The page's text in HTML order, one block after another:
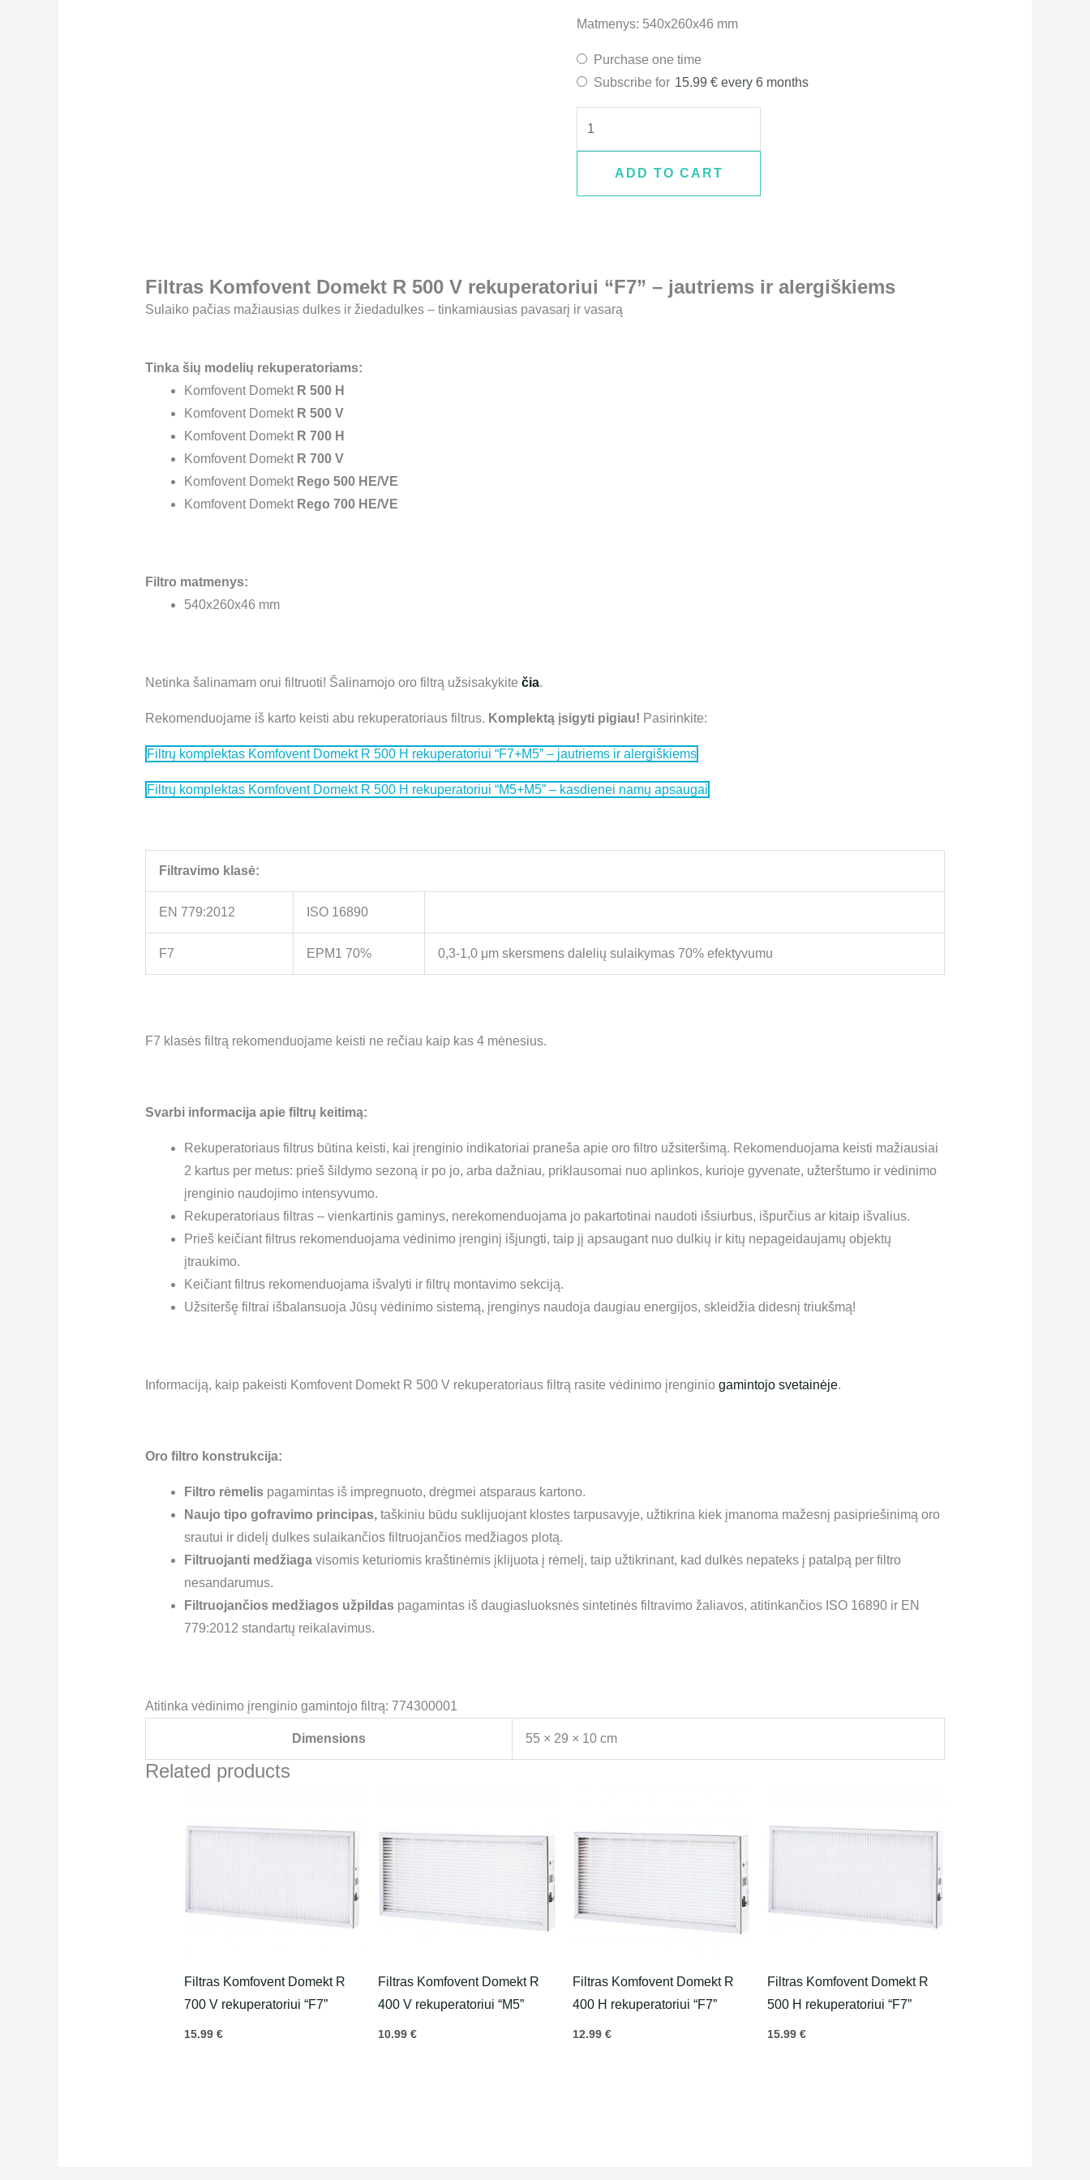
Matmenys: 540x260x46 mm
Purchase one time
Subscribe for 15.99€ every 6 months
ADD TO CART
Filtras Komfovent Domekt R 500 V rekuperatoriui “F7” – jautriems ir alergiškiems
Sulaiko pačias mažiausias dulkes ir žiedadulkes – tinkamiausias pavasarį ir vasarą
Tinka šių modelių rekuperatoriams:
Komfovent Domekt R 500 H
Komfovent Domekt R 500 V
Komfovent Domekt R 700 H
Komfovent Domekt R 700 V
Komfovent Domekt Rego 500 HE/VE
Komfovent Domekt Rego 700 HE/VE
Filtro matmenys:
540x260x46 mm
Netinka šalinamam orui filtruoti! Šalinamojo oro filtrą užsisakykite čia.
Rekomenduojame iš karto keisti abu rekuperatoriaus filtrus. Komplektą įsigyti pigiau! Pasirinkite:
Filtrų komplektas Komfovent Domekt R 500 H rekuperatoriui “F7+M5” – jautriems ir alergiškiems
Filtrų komplektas Komfovent Domekt R 500 H rekuperatoriui “M5+M5” – kasdienei namų apsaugai
Filtravimo klasė:
EN 779:2012 ISO 16890
F7 EPM1 70% 0,3-1,0 μm skersmens dalelių sulaikymas 70% efektyvumu
F7 klasės filtrą rekomenduojame keisti ne rečiau kaip kas 4 mėnesius.
Svarbi informacija apie filtrų keitimą:
Rekuperatoriaus filtrus būtina keisti, kai įrenginio indikatoriai praneša apie oro filtro užsiteršimą. Rekomenduojama keisti mažiausiai
2 kartus per metus: prieš šildymo sezoną ir po jo, arba dažniau, priklausomai nuo aplinkos, kurioje gyvenate, užterštumo ir vėdinimo
įrenginio naudojimo intensyvumo.
Rekuperatoriaus filtras – vienkartinis gaminys, nerekomenduojama jo pakartotinai naudoti išsiurbus, išpurčius ar kitaip išvalius.
Prieš keičiant filtrus rekomenduojama vėdinimo įrenginį išjungti, taip jį apsaugant nuo dulkių ir kitų nepageidaujamų objektų
įtraukimo.
Keičiant filtrus rekomenduojama išvalyti ir filtrų montavimo sekciją.
Užsiteršę filtrai išbalansuoja Jūsų vėdinimo sistemą, įrenginys naudoja daugiau energijos, skleidžia didesnį triukšmą!
Informaciją, kaip pakeisti Komfovent Domekt R 500 V rekuperatoriaus filtrą rasite vėdinimo įrenginio gamintojo svetainėje.
Oro filtro konstrukcija:
Filtro rėmelispagamintas iš impregnuoto, drėgmei atsparaus kartono.
Naujo tipo gofravimo principas, taškiniu būdu suklijuojant klostes tarpusavyje, užtikrina kiek įmanoma mažesnį pasipriešinimą oro
srautui ir didelį dulkes sulaikančios filtruojančios medžiagos plotą.
Filtruojanti medžiagavisomis keturiomis kraštinėmis įklijuota į rėmelį, taip užtikrinant, kad dulkės nepateks į patalpą per filtro
nesandarumus.
Filtruojančios medžiagos užpildaspagamintas iš daugiasluoksnės sintetinės filtravimo žaliavos, atitinkančios ISO 16890 ir EN
779:2012 standartų reikalavimus.
Atitinka vėdinimo įrenginio gamintojo filtrą: 774300001
Dimensions 55 × 29 × 10 cm
Related products
Filtras Komfovent Domekt R
700 V rekuperatoriui “F7”
15.99 €
Filtras Komfovent Domekt R
400 V rekuperatoriui “M5”
10.99€
Filtras Komfovent Domekt R
400 H rekuperatoriui “F7”
12.99 €
Filtras Komfovent Domekt R
500 H rekuperatoriui “F7”
15.99 €